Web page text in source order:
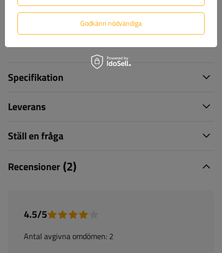
+46 842 002 023 unitrailer@unitrailer.se
Specifikation
Leverans
Ställ en fråga
Recensioner (2)
4.5/5
Antal avgivna omdömen: 2
Godkänn nödvändiga